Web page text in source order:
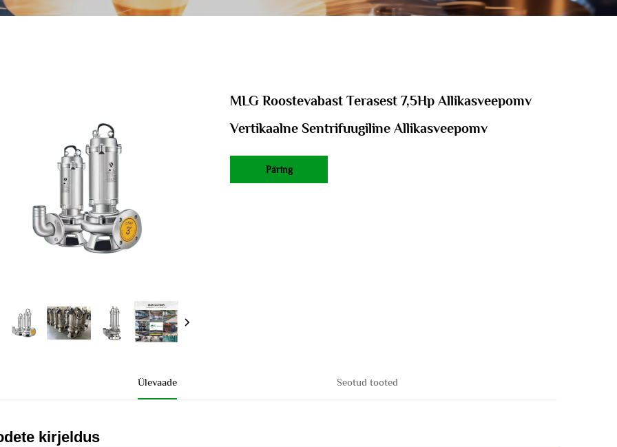
MLG Roostevabast Terasest 7,5Hp Allikasveepomv
Vertikaalne Sentrifuugiline Allikasveepomv
Päring
Ülevaade Seotud tooted
kirjeldus